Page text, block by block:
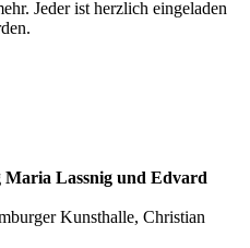
Jeder ist herzlich eingeladen
Lassnig und Edvard
Kunsthalle, Christian